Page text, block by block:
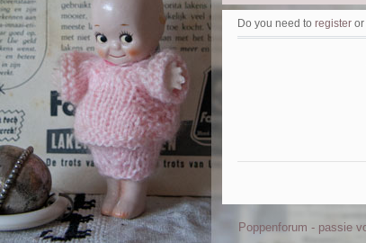
Do you need to register or
Poppenforum - passie